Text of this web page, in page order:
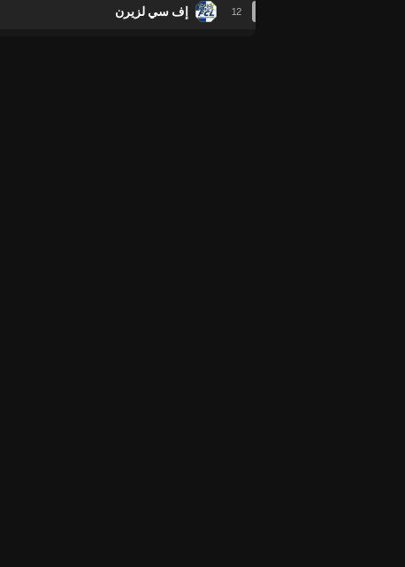
12 إف سي لزيرن